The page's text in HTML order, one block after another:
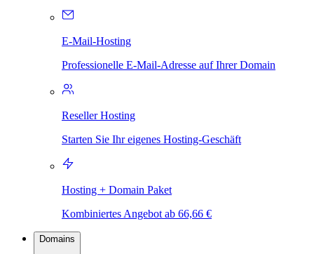
E-Mail-Hosting
Professionelle E-Mail-Adresse auf Ihrer Domain
Reseller Hosting
Starten Sie Ihr eigenes Hosting-Geschäft
Hosting + Domain Paket
Kombiniertes Angebot ab 66,66 €
Domains